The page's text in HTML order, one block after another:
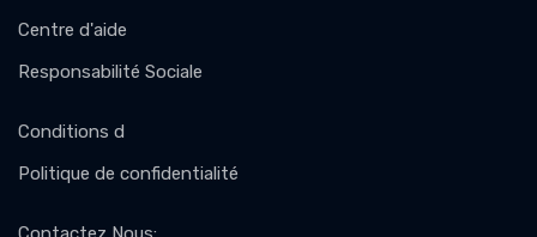
Centre d'aide
Responsabilité Sociale
Conditions d
Politique de confidentialité